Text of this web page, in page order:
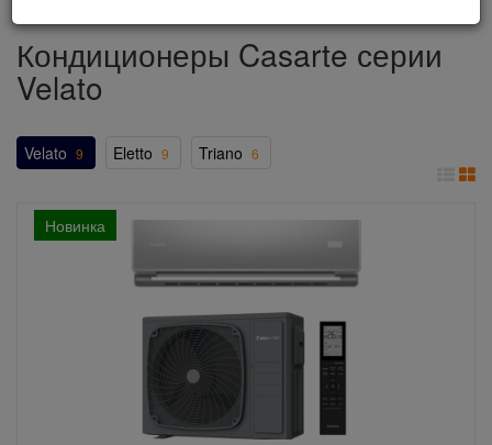
Кондиционеры Casarte серии
Velato
Velato 9 Eletto 9 Triano 6
Новинка